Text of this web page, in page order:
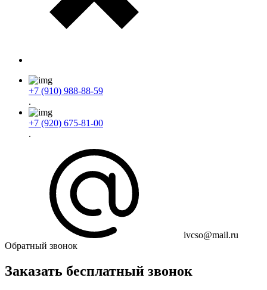
+7 (910) 988-88-59
.
+7 (920) 675-81-00
.
ivcso@mail.ru
Обратный звонок
Заказать бесплатный звонок